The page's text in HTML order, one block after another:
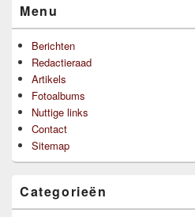
Menu
Berichten
Redactieraad
Artikels
Fotoalbums
Nuttige links
Contact
Sitemap
Categorieën